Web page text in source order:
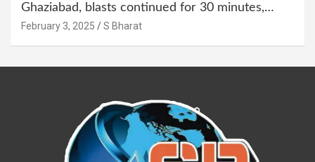
Ghaziabad, blasts continued for 30 minutes,
people left their homes and ran away @SBharat
February 3, 2025 S Bharat